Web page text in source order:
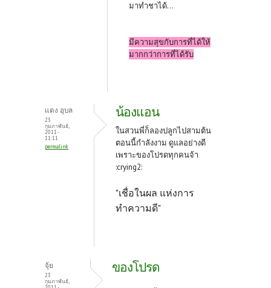
มาทำชาได้...
มีความสุขกับการที่ได้ให้
มากกว่าการที่ได้รับ
แดง อุบล
23
กุมภาพันธ์,
2011 -
11:11
permalink
น้องแอน
ในสวนพี่ก็ลองปลูกไปสามต้น
ตอนนี้กำลังงาม ดูแลอย่างดี
เพราะของโปรดทุกคนจ้า
:crying2:
"เชื่อในผล แห่งการ
ทำความดี"
จุ้ย
23
กุมภาพันธ์,
ของโปรด